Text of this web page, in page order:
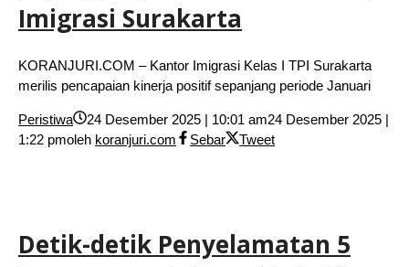
Imigrasi Surakarta
KORANJURI.COM – Kantor Imigrasi Kelas I TPI Surakarta
merilis pencapaian kinerja positif sepanjang periode Januari
Peristiwa 24 Desember 2025 | 10:01 am24 Desember 2025 |
1:22 pmoleh koranjuri.com Sebar Tweet
Detik-detik Penyelamatan 5